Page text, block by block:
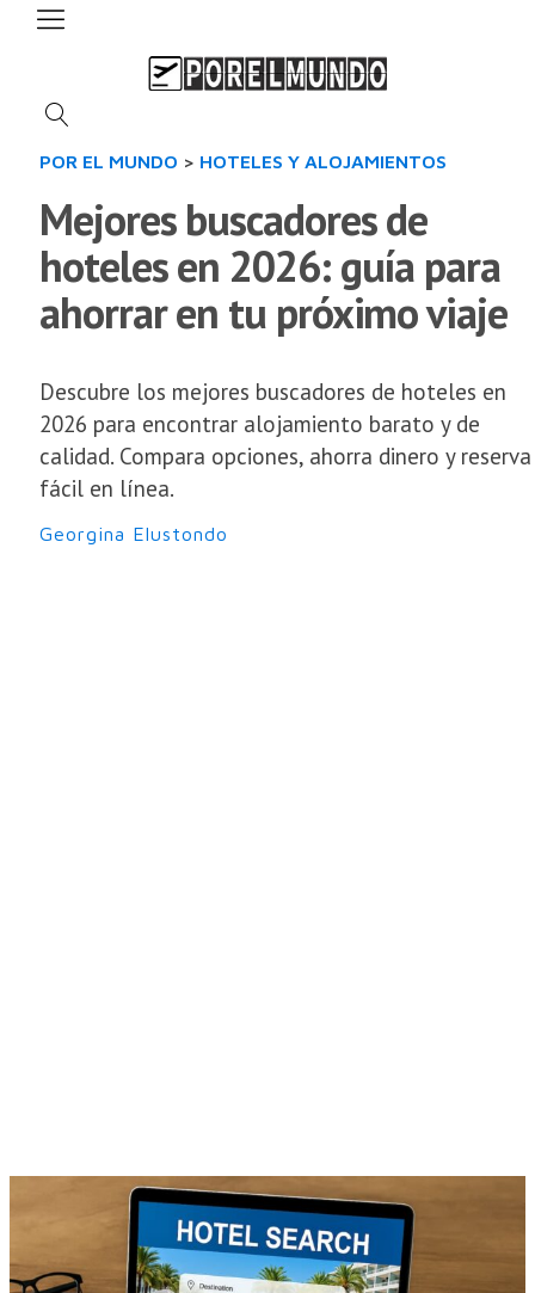
POR EL MUNDO > HOTELES Y ALOJAMIENTOS
Mejores buscadores de
hoteles en 2026: guía para
ahorrar en tu próximo viaje
Descubre los mejores buscadores de hoteles en
2026 para encontrar alojamiento barato y de
calidad. Compara opciones, ahorra dinero y reserva
fácil en línea.
Georgina Elustondo